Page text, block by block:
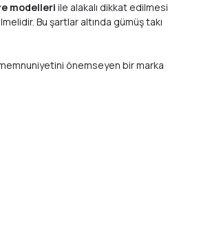
modelleriile alakalı dikkat edilmesi
Bu şartlar altında gümüş takı
önemseyen bir marka